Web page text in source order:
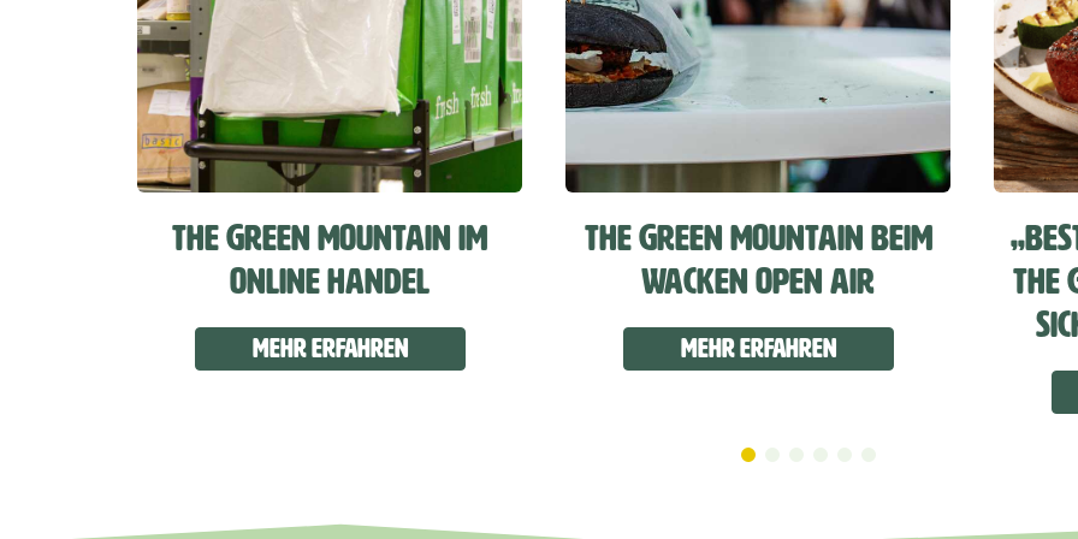
THE GREEN MOUNTAIN IM
ONLINE HANDEL
Mehr erfahren
THE GREEN MOUNTAIN BEIM
WACKEN OPEN AIR
Mehr erfahren
THE